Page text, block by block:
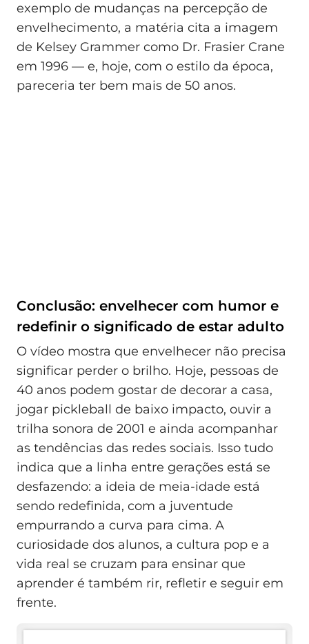
exemplo de mudanças na percepção de
envelhecimento, a matéria cita a imagem
de Kelsey Grammer como Dr. Frasier Crane
em 1996 — e, hoje, com o estilo da época,
pareceria ter bem mais de 50 anos.
Conclusão: envelhecer com humor e
redefinir o significado de estar adulto
O vídeo mostra que envelhecer não precisa
significar perder o brilho. Hoje, pessoas de
40 anos podem gostar de decorar a casa,
jogar pickleball de baixo impacto, ouvir a
trilha sonora de 2001 e ainda acompanhar
as tendências das redes sociais. Isso tudo
indica que a linha entre gerações está se
desfazendo: a ideia de meia-idade está
sendo redefinida, com a juventude
empurrando a curva para cima. A
curiosidade dos alunos, a cultura pop e a
vida real se cruzam para ensinar que
aprender é também rir, refletir e seguir em
frente.